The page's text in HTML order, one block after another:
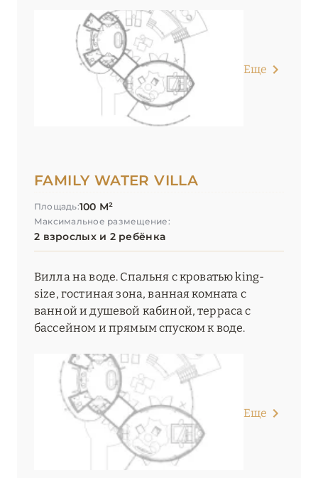
Еще
FAMILY WATER VILLA
Площадь:100 М²
Максимальное размещение:
2 взрослых и 2 ребёнка
Вилла на воде. Спальня с кроватью king-
size, гостиная зона, ванная комната с
ванной и душевой кабиной, терраса с
бассейном и прямым спуском к воде.
Еще